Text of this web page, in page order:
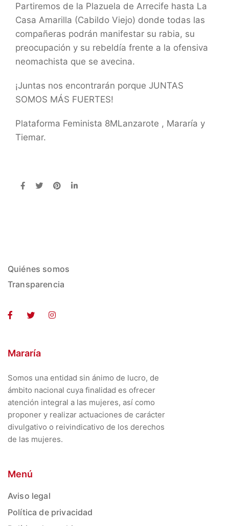
Partiremos de la Plazuela de Arrecife hasta La
Casa Amarilla (Cabildo Viejo) donde todas las
compañeras podrán manifestar su rabia, su
preocupación y su rebeldía frente a la ofensiva
neomachista que se avecina.
¡Juntas nos encontrarán porque JUNTAS
SOMOS MÁS FUERTES!
Plataforma Feminista 8MLanzarote , Mararía y
Tiemar.
Quiénes somos
Transparencia
Mararía
Somos una entidad sin ánimo de lucro, de
ámbito nacional cuya finalidad es ofrecer
atención integral a las mujeres, así como
proponer y realizar actuaciones de carácter
divulgativo o reivindicativo de los derechos
de las mujeres.
Menú
Aviso legal
Política de privacidad